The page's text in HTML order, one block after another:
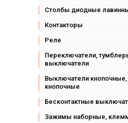
Столбы диодные
Контакторы
Реле
Переключатели,
выключатели
Выключатели
кнопочные
Бесконтактные
Зажимы наборные,